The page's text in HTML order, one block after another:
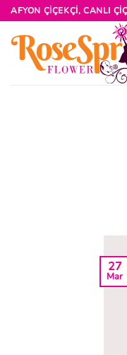
İçeriğe
atla
AFYON ÇIÇEKÇI, CANLI
27
Mar